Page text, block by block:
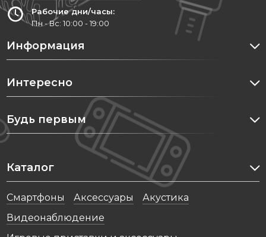
Рабочие дни/часы:
Пн - Вс: 10:00 - 19:00
Информация
Интересно
Будь первым
Каталог
Cмартфоны Аксессуары
Акустика
Видеонаблюдение